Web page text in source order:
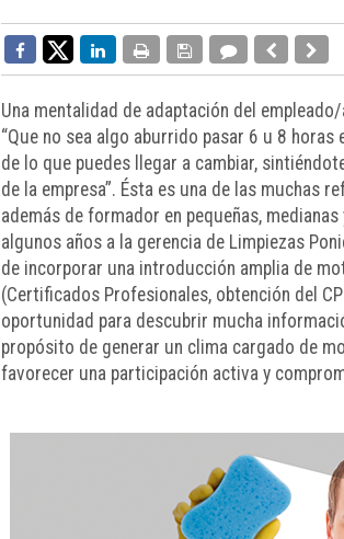
Una mentalidad de adaptación del
“Que no sea algo aburrido pasar 6 u 8
de lo que puedes llegar a cambiar,
de la empresa”. Ésta es una de las muchas
además de formador en pequeñas,
algunos años a la gerencia de Limpiezas
de incorporar una introducción amplia de
(Certificados Profesionales, obtención del
oportunidad para descubrir mucha
propósito de generar un clima cargado de
favorecer una participación activa y